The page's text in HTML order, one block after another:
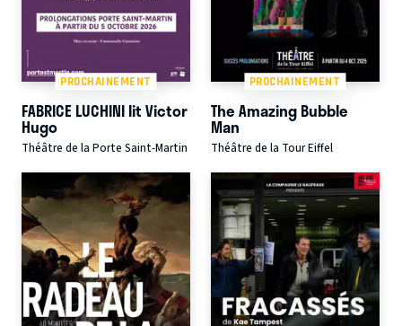
PROCHAINEMENT
FABRICE LUCHINI lit Victor
Hugo
Théâtre de la Porte Saint-Martin
PROCHAINEMENT
The Amazing Bubble
Man
Théâtre de la Tour Eiffel